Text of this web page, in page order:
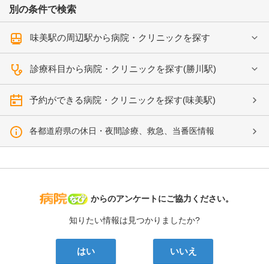
別の条件で検索
味美駅の周辺駅から病院・クリニックを探す
診療科目から病院・クリニックを探す(勝川駅)
予約ができる病院・クリニックを探す(味美駅)
各都道府県の休日・夜間診療、救急、当番医情報
病院なび
からのアンケートにご協力ください。
知りたい情報は見つかりましたか?
はい いいえ